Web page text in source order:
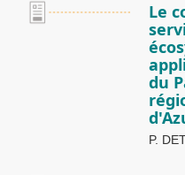
Le
du
P.